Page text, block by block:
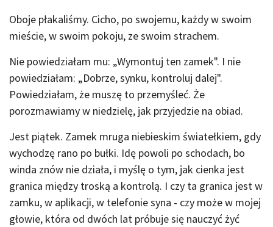
Oboje płakaliśmy. Cicho, po swojemu, każdy w swoim
mieście, w swoim pokoju, ze swoim strachem.
Nie powiedziałam mu: „Wymontuj ten zamek". I nie
powiedziałam: „Dobrze, synku, kontroluj dalej".
Powiedziałam, że muszę to przemyśleć. Że
porozmawiamy w niedzielę, jak przyjedzie na obiad.
Jest piątek. Zamek mruga niebieskim światełkiem, gdy
wychodzę rano po bułki. Idę powoli po schodach, bo
winda znów nie działa, i myślę o tym, jak cienka jest
granica między troską a kontrolą. I czy ta granica jest w
zamku, w aplikacji, w telefonie syna - czy może w mojej
głowie, która od dwóch lat próbuje się nauczyć żyć